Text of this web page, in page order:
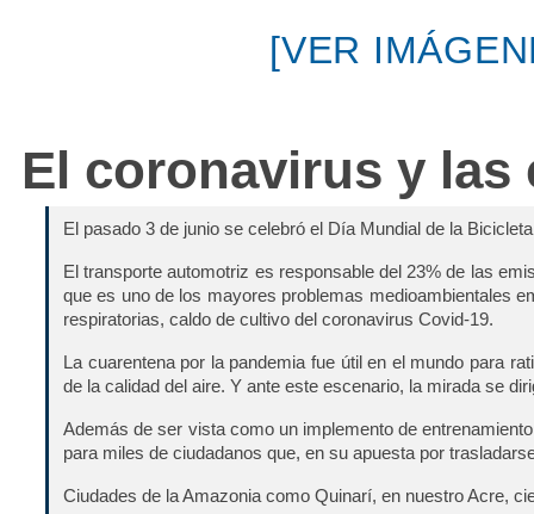
[VER
El coronavirus y las
El pasado 3 de junio se celebró el Día Mundial de la
El transporte automotriz es responsable del 23% de las
que es uno de los mayores problemas medioambientales
respiratorias, caldo de cultivo del coronavirus Covid-19.
La cuarentena por la pandemia fue útil en el mundo para
de la calidad del aire. Y ante este escenario, la mirada se
Además de ser vista como un implemento de
para miles de ciudadanos que, en su apuesta por
Ciudades de la Amazonia como Quinarí, en nuestro Acre,